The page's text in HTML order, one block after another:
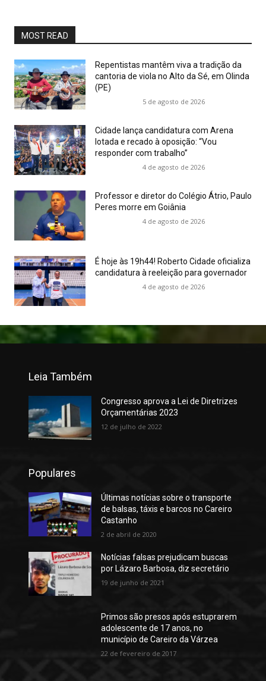
MOST READ
Repentistas mantêm viva a tradição da
cantoria de viola no Alto da Sé, em Olinda
(PE)
5 de agosto de 2026
Cidade lança candidatura com Arena
lotada e recado à oposição: “Vou
responder com trabalho”
4 de agosto de 2026
Professor e diretor do Colégio Átrio, Paulo
Peres morre em Goiânia
4 de agosto de 2026
É hoje às 19h44! Roberto Cidade oficializa
candidatura à reeleição para governador
4 de agosto de 2026
Leia Também
Congresso aprova a Lei de Diretrizes
Orçamentárias 2023
12 de julho de 2022
Populares
Últimas notícias sobre o transporte
de balsas, táxis e barcos no Careiro
Castanho
2 de abril de 2020
Notícias falsas prejudicam buscas
por Lázaro Barbosa, diz secretário
19 de junho de 2021
Primos são presos após estuprarem
adolescente de 17 anos, no
município de Careiro da Várzea
22 de fevereiro de 2017